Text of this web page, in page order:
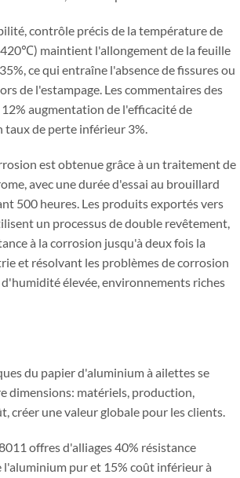
contrôle précis de la température de
maintient l'allongement de la feuille
ce qui entraîne l'absence de fissures ou
de l'estampage. Les commentaires des
augmentation de l'efficacité de
taux de perte inférieur 3%.
est obtenue grâce à un traitement de
avec une durée d'essai au brouillard
500 heures. Les produits exportés vers
un processus de double revêtement,
à la corrosion jusqu'à deux fois la
et résolvant les problèmes de corrosion
élevée, environnements riches
du papier d'aluminium à ailettes se
dimensions: matériels, production,
créer une valeur globale pour les clients.
offres d'alliages 40% résistance
l'aluminium pur et 15% coût inférieur à